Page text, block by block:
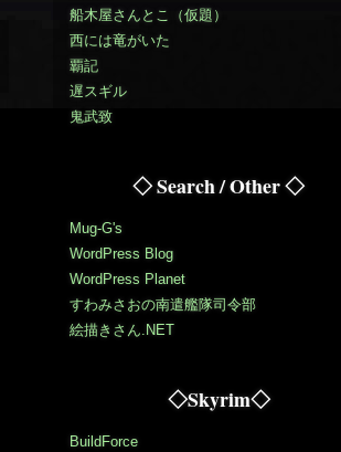
船木屋さんとこ（仮題）
西には竜がいた
覇記
遅スギル
鬼武致
◇ Search / Other ◇
Mug-G's
WordPress Blog
WordPress Planet
すわみさおの南遣艦隊司令部
絵描きさん.NET
◇Skyrim◇
BuildForce